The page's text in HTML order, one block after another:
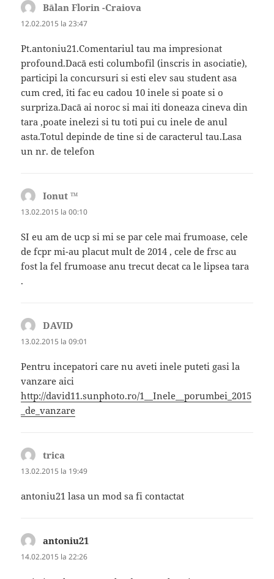
Bālan Florin -Craiova
12.02.2015 la 23:47
Pt.antoniu21.Comentariul tau ma impresionat
profound.Dacā esti columbofil (inscris in asociatie),
participi la concursuri si esti elev sau student asa
cum cred, îti fac eu cadou 10 inele si poate si o
surpriza.Dacā ai noroc si mai iti doneaza cineva din
tara ,poate inelezi si tu toti pui cu inele de anul
asta.Totul depinde de tine si de caracterul tau.Lasa
un nr. de telefon
Ionut ™
13.02.2015 la 00:10
SI eu am de ucp si mi se par cele mai frumoase, cele
de fcpr mi-au placut mult de 2014 , cele de frsc au
fost la fel frumoase anu trecut decat ca le lipsea tara
.
DAVID
13.02.2015 la 09:01
Pentru incepatori care nu aveti inele puteti gasi la
vanzare aici
http://david11.sunphoto.ro/1__Inele__porumbei_2015
_de_vanzare
trica
13.02.2015 la 19:49
antoniu21 lasa un mod sa fi contactat
antoniu21
14.02.2015 la 22:26